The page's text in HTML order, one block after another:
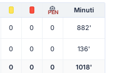
PEN Minuti
0 0 0 882'
0 0 0 136'
0 0 0 1018'